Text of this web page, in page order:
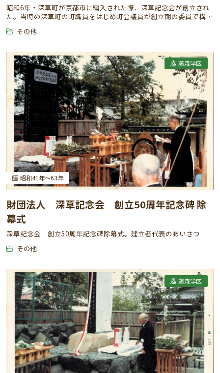
昭和6年・深草町が京都市に編入された際、深草記念会が創立され
た。当時の深草町の町職員をはじめ町会議員が創立期の委員で構成
区の公益増進を目的として社会貢献してきた。（令和3年、創立90
その他
藤森学区
昭和41年～63年
財団法人 深草記念会 創立50周年記念碑 除
幕式
深草記念会 創立50周年記念碑除幕式。建立者代表のあいさつ
その他
藤森学区